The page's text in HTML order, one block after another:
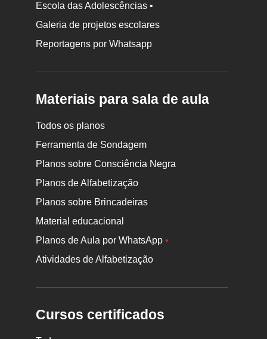
Escola das Adolescências •
Galeria de projetos escolares
Reportagens por Whatsapp
Materiais para sala de aula
Todos os planos
Ferramenta de Sondagem
Planos sobre Consciência Negra
Planos de Alfabetização
Planos sobre Brincadeiras
Material educacional
Planos de Aula por WhatsApp•
Atividades de Alfabetização
Cursos certificados